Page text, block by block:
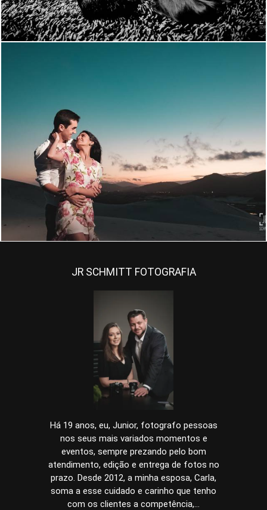
3263
JR SCHMITT FOTOGRAFIA
Há 19 anos, eu, Junior, fotografo pessoas
nos seus mais variados momentos e
eventos, sempre prezando pelo bom
atendimento, edição e entrega de fotos no
prazo. Desde 2012, a minha esposa, Carla,
soma a esse cuidado e carinho que tenho
com os clientes a competência,...